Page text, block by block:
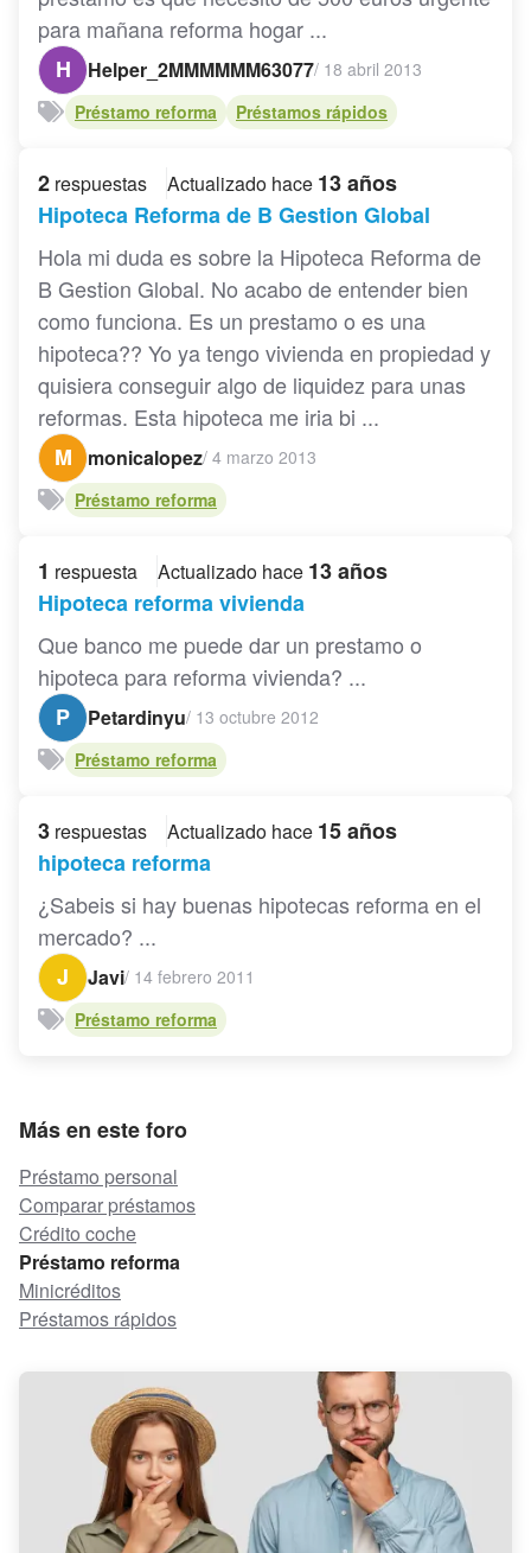
para mañana reforma hogar ...
H
Helper_2MMMMMM63077/ 18 abril 2013
Préstamo reforma
Préstamos rápidos
2 respuestas Actualizado hace 13 años
Hipoteca Reforma de B Gestion Global
Hola mi duda es sobre la Hipoteca Reforma de
B Gestion Global. No acabo de entender bien
como funciona. Es un prestamo o es una
hipoteca?? Yo ya tengo vivienda en propiedad y
quisiera conseguir algo de liquidez para unas
reformas. Esta hipoteca me iria bi ...
M
monicalopez/ 4 marzo 2013
Préstamo reforma
1 respuesta Actualizado hace 13 años
Hipoteca reforma vivienda
Que banco me puede dar un prestamo o
hipoteca para reforma vivienda? ...
P
Petardinyu/ 13 octubre 2012
Préstamo reforma
3 respuestas Actualizado hace 15 años
hipoteca reforma
¿Sabeis si hay buenas hipotecas reforma en el
mercado? ...
J
Javi/ 14 febrero 2011
Préstamo reforma
Más en este foro
Préstamo personal
Comparar préstamos
Crédito coche
Préstamo reforma
Minicréditos
Préstamos rápidos